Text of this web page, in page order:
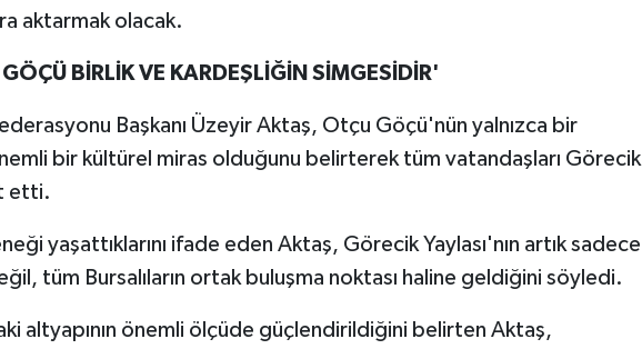
aktarmak olacak.
BİRLİK VE KARDEŞLİĞİN SİMGESİDİR'
Başkanı Üzeyir Aktaş, Otçu Göçü'nün yalnızca bir
bir kültürel miras olduğunu belirterek tüm vatandaşları Görecik
etti.
yaşattıklarını ifade eden Aktaş, Görecik Yaylası'nın artık sadece
tüm Bursalıların ortak buluşma noktası haline geldiğini söyledi.
altyapının önemli ölçüde güçlendirildiğini belirten Aktaş,